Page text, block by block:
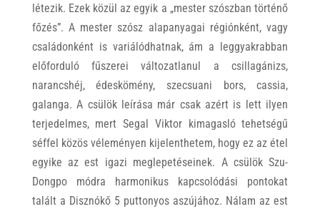
létezik. Ezek közül az egyik a „mester szószban történő
főzés”. A mester szósz alapanyagai régiónként, vagy
családonként is variálódhatnak, ám a leggyakrabban
előforduló fűszerei változatlanul a csillagánizs,
narancshéj, édeskömény, szecsuani bors, cassia,
galanga. A csülök leírása már csak azért is lett ilyen
terjedelmes, mert Segal Viktor kimagasló tehetségű
séffel közös véleményen kijelenthetem, hogy ez az étel
egyike az est igazi meglepetéseinek. A csülök Szu-
Dongpo módra harmonikus kapcsolódási pontokat
talált a Disznókő 5 puttonyos aszújához. Nálam az est